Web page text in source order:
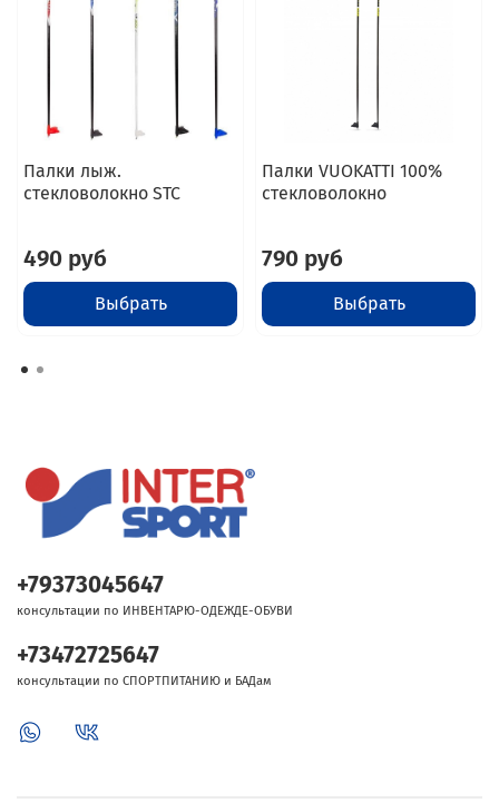
Палки лыж.
стекловолокно STC
490 руб
Выбрать
Палки VUOKATTI 100%
стекловолокно
790 руб
Выбрать
+79373045647
консультации по ИНВЕНТАРЮ-ОДЕЖДЕ-ОБУВИ
+73472725647
консультации по СПОРТПИТАНИЮ и БАДам